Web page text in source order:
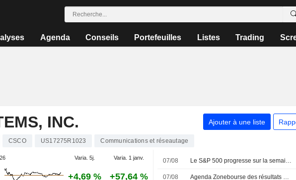
Agenda Conseils Portefeuilles Listes Trading
INC. Ajouter à une liste
CSCO US17275R1023 Communications et réseautage
Varia. 5j. Varia. 1 janv.
+4,69 % +57,64 %
07/08 Le S&P 500 progresse sur la semaine, porté par l'envolée des géants de la technologie
07/08 Agenda Zonebourse des résultats de sociétés : semaine du 10 au 14 août 2026